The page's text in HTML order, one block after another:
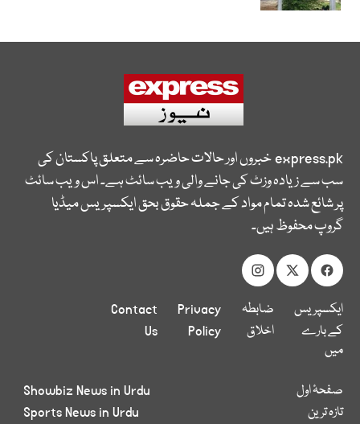
express.pkخبروں اور حالات حاضرہ سے متعلق پاکستان کی
سب سے زیادہ وزٹ کی جانے والی ویب سائٹ ہے۔ اس ویب سائٹ
پر شائع شدہ تمام مواد کے جملہ حقوق بحق ایکسپریس میڈیا
گروپ محفوظ ہیں۔
ایکسپریس
کے بارے
میں
ضابطہ
اخلاق
Privacy
Policy
Contact
Us
صفحۂ اول
تازہ ترین
Showbiz News in Urdu
Sports News in Urdu